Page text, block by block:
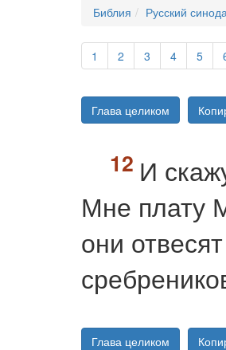
Библия Русский
1 2 3 4 5
Глава целиком
И
Мне плату
они
Глава целиком